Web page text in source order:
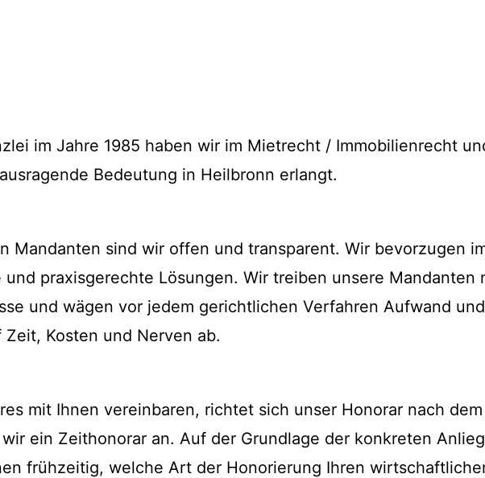
im Jahre 1985 haben wir im Mietrecht / Immobilienrecht
Bedeutung in Heilbronn erlangt.
Mandanten sind wir offen und transparent. Wir bevorzugen
praxisgerechte Lösungen. Wir treiben unsere Mandanten
und wägen vor jedem gerichtlichen Verfahren Aufwand und
Kosten und Nerven ab.
mit Ihnen vereinbaren, richtet sich unser Honorar nach dem
ein Zeithonorar an. Auf der Grundlage der konkreten
frühzeitig, welche Art der Honorierung Ihren